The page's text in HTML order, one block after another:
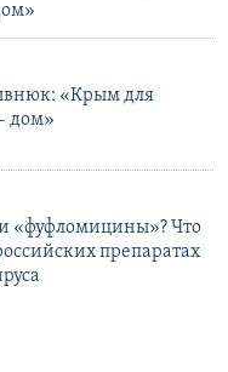
«Крым для
дом»
«фуфломицины»? Что
препаратах